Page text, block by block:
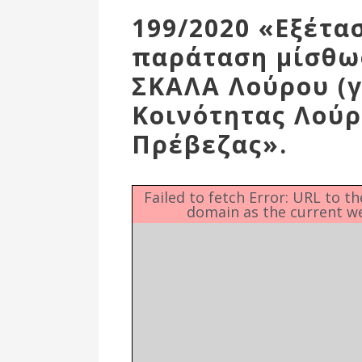
Δημοτικές
Ενότητες
199/2020
παράταση
ΣΚΑΛΑ Λούρου
Κοινότητας
Πρέβεζας».
Failed to fetch Error: URL to
domain as the current